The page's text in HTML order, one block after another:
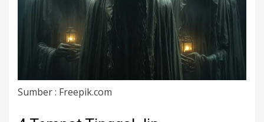
Sumber : Freepik.com